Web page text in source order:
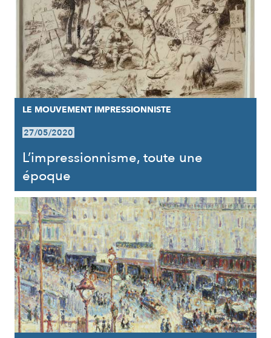
LE MOUVEMENT IMPRESSIONNISTE
27/05/2020
L’impressionnisme, toute une
époque